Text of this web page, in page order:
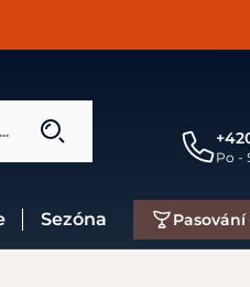
Po -
Sezóna